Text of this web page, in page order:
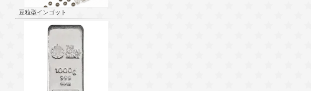
豆粒型インゴット